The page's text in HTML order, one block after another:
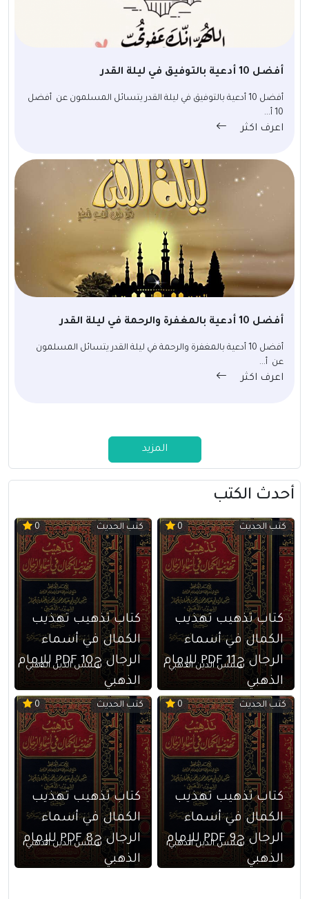
أفضل 10 أدعية بالتوفيق في ليلة القدر
أفضل 10 أدعية بالتوفيق في ليلة القدر يتسائل المسلمون عن أفضل
10 أ...
اعرف اكثر
أفضل 10 أدعية بالمغفرة والرحمة في ليلة القدر
أفضل 10 أدعية بالمغفرة والرحمة في ليلة القدر يتسائل المسلمون
عن أ...
اعرف اكثر
المزيد
أحدث الكتب
كتب الحديث 0
كتاب تذهيب تهذيب
الكمال في أسماء
الرجال ج11 PDF للإمام
الذهبي
شمس الدين الذهبي
كتب الحديث 0
كتاب تذهيب تهذيب
الكمال في أسماء
الرجال ج10 PDF للإمام
الذهبي
شمس الدين الذهبي
كتب الحديث 0
كتاب تذهيب تهذيب
الكمال في أسماء
الرجال ج9 PDF للإمام
الذهبي
شمس الدين الذهبي
كتب الحديث 0
كتاب تذهيب تهذيب
الكمال في أسماء
الرجال ج8 PDF للإمام
الذهبي
شمس الدين الذهبي